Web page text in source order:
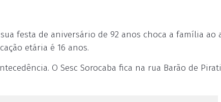
festa de aniversário de 92 anos choca a família ao
etária é 16 anos.
O Sesc Sorocaba fica na rua Barão de